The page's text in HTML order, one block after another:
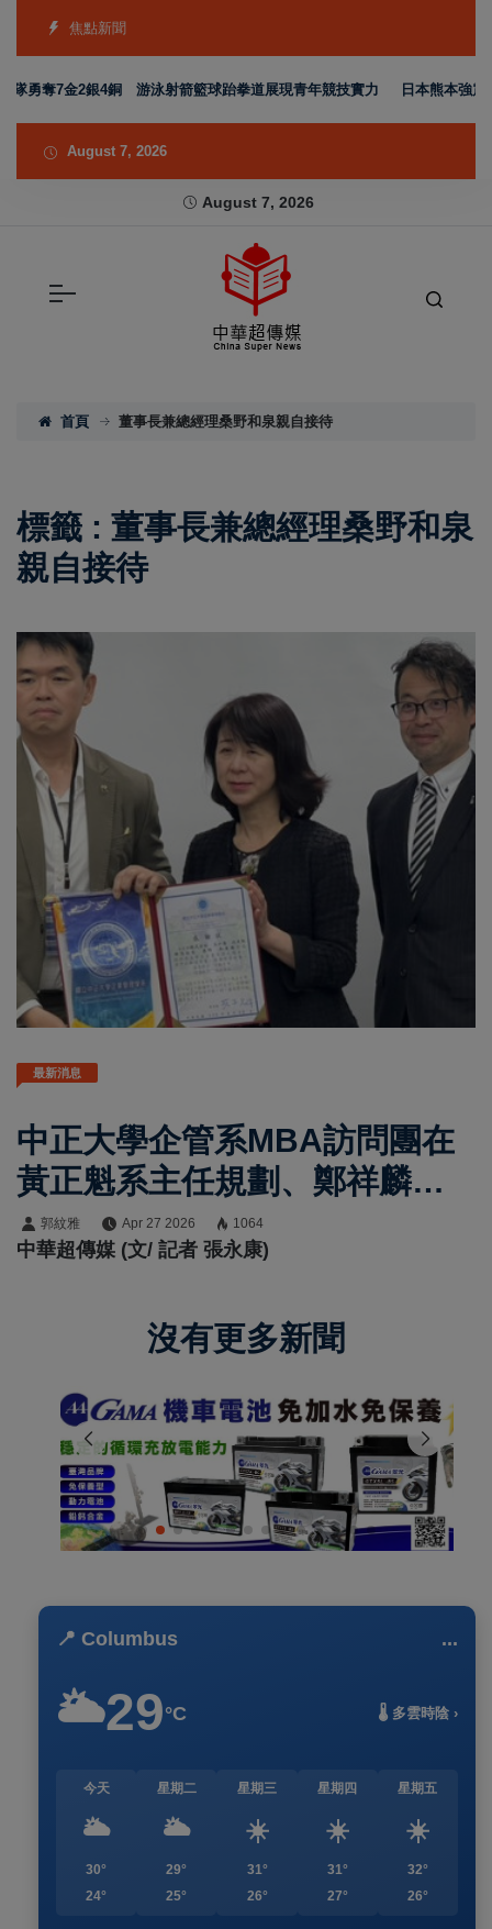
焦點新聞
勇奪7金2銀4銅 游泳射箭籃球跆拳道展現青年競技實力 日本熊本強震
August 7, 2026
August 7, 2026
首頁 董事長兼總經理桑野和泉親自接待
標籤 : 董事長兼總經理桑野和泉
親自接待
最新消息
中正大學企管系MBA訪問團在
黃正魁系主任規劃、鄭祥麟教
授帶隊參訪由布院玉之湯 董
事長兼總經理桑野和泉親自接
郭紋雅 Apr 27 2026 1064
中華超傳媒 (文/ 記者 張永康)
沒有更多新聞
📍 Columbus ...
🌥️29°C 🌡️ 多雲時陰 ›
今天
🌥️
30°
24°
星期二
🌥️
29°
25°
星期三
☀️
31°
26°
星期四
☀️
31°
27°
星期五
☀️
32°
26°